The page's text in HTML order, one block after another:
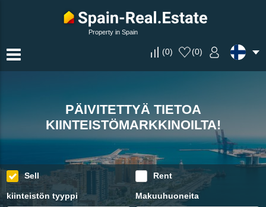
Property in Spain
(0) (0)
PÄIVITETTYÄ TIETOA
KIINTEISTÖMARKKINOILTA!
KUUMIMMAT TARJOUKSET
VAHVISTETUILTA RAKENNUTTAJILTA
JA VÄLITTÄJILTÄ!
KORKEATASOISET HUONEISTOT JA
HUVILAT PARHAILLA ALUEILLA
ESPANJASSA!
Sell Rent
kiinteistön tyyppi Makuuhuoneita